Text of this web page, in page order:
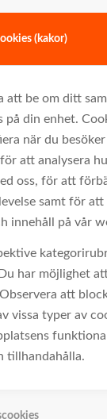
(kakor)
att be om ditt
på din enhet.
när du besöker
att analysera
oss, för att
samt för att
innehåll på vår
har möjlighet
att
vissa typer av
tillhandahålla.
redan gör det
tillgångar
sig en friare